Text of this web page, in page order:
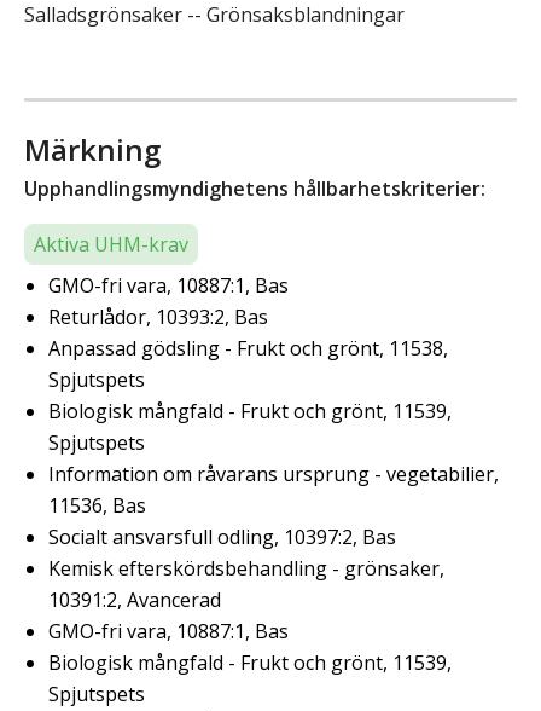
Salladsgrönsaker -- Grönsaksblandningar
Märkning
Upphandlingsmyndighetens hållbarhetskriterier:
Aktiva UHM-krav
GMO-fri vara, 10887:1, Bas
Returlådor, 10393:2, Bas
Anpassad gödsling - Frukt och grönt, 11538,
Spjutspets
Biologisk mångfald - Frukt och grönt, 11539,
Spjutspets
Information om råvarans ursprung - vegetabilier,
11536, Bas
Socialt ansvarsfull odling, 10397:2, Bas
Kemisk efterskördsbehandling - grönsaker,
10391:2, Avancerad
GMO-fri vara, 10887:1, Bas
Biologisk mångfald - Frukt och grönt, 11539,
Spjutspets